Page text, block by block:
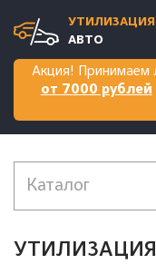
УТИЛИЗАЦИЯ
АВТО
Акция! Принимаем
от 7000 рублей
Каталог